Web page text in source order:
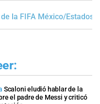
la FIFA México/Estados
Scaloni eludió hablar de la
el padre de Messi y criticó